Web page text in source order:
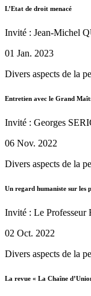
L’Etat de droit menacé
Invité : Jean-Michel
01 Jan. 2023
Divers aspects de la
Entretien avec le Grand
Invité : Georges
06 Nov. 2022
Divers aspects de la
Un regard humaniste sur les
Invité : Le
02 Oct. 2022
Divers aspects de la
La revue « La Chaîne